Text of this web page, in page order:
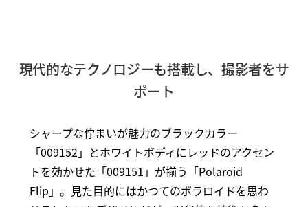
現代的なテクノロジーも搭載し、撮影者をサ
ポート
シャープな佇まいが魅力のブラックカラー
「009152」とホワイトボディにレッドのアクセン
トを効かせた「009151」が揃う「Polaroid
Flip」。見た目的にはかつてのポラロイドを思わ